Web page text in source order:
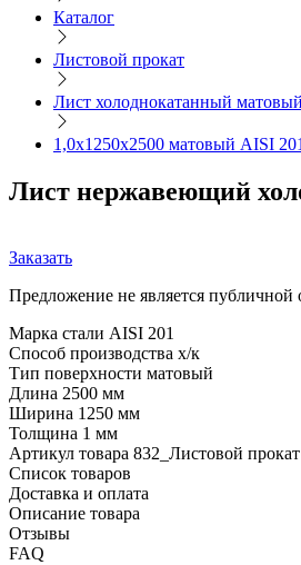
Каталог
Листовой прокат
Лист холоднокатанный матовый
1,0х1250х2500 матовый AISI 201
Лист нержавеющий
Заказать
Предложение не является публичной
Марка стали AISI 201
Способ производства х/к
Тип поверхности матовый
Длина 2500 мм
Ширина 1250 мм
Толщина 1 мм
Артикул товара 832_Листовой прокат
Список товаров
Доставка и оплата
Описание товара
Отзывы
FAQ